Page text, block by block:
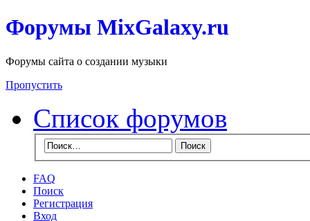
Форумы MixGalaxy.ru
Форумы сайта о создании музыки
Пропустить
Список форумов
FAQ
Поиск
Регистрация
Вход